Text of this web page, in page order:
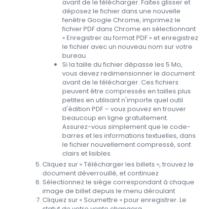
avant de le télécharger. Faites glisser et
déposez le fichier dans une nouvelle
fenêtre Google Chrome, imprimez le
fichier PDF dans Chrome en sélectionnant
« Enregistrer au format PDF » et enregistrez
le fichier avec un nouveau nom sur votre
bureau.
Si la taille du fichier dépasse les 5 Mo,
vous devez redimensionner le document
avant de le télécharger. Ces fichiers
peuvent être compressés en tailles plus
petites en utilisant n'importe quel outil
d'édition PDF – vous pouvez en trouver
beaucoup en ligne gratuitement.
Assurez-vous simplement que le code-
barres et les informations textuelles, dans
le fichier nouvellement compressé, sont
clairs et lisibles.
Cliquez sur « Télécharger les billets », trouvez le
document déverrouillé, et continuez
Sélectionnez le siège correspondant à chaque
image de billet depuis le menu déroulant
Cliquez sur « Soumettre » pour enregistrer. Le